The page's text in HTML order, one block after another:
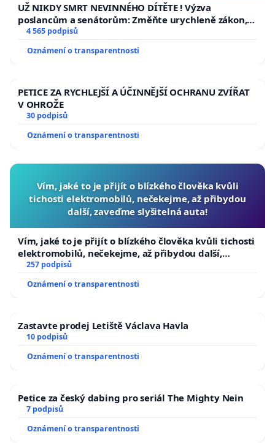
UŽ NIKDY SMRT NEVINNÉHO DÍTĚTE ! Výzva
poslancům a senátorům: Změňte urychleně zákon,
aby se tragédie malé Viktorky už nemohla opakovat!
4 565 podpisů
Oznámení o transparentnosti
PETICE ZA RYCHLEJŠÍ A ÚČINNĚJŠÍ OCHRANU ZVÍŘAT
V OHROŽE
30 podpisů
Oznámení o transparentnosti
Vím, jaké to je přijít o blízkého člověka kvůli
tichosti elektromobilů, nečekejme, až přibydou
další, zaveďme slyšitelná auta!
Vím, jaké to je přijít o blízkého člověka kvůli tichosti
elektromobilů, nečekejme, až přibydou další,
zaveďme slyšitelná auta!
257 podpisů
Oznámení o transparentnosti
Zastavte prodej Letiště Václava Havla
10 podpisů
Oznámení o transparentnosti
Petice za český dabing pro seriál The Mighty Nein
7 podpisů
Oznámení o transparentnosti